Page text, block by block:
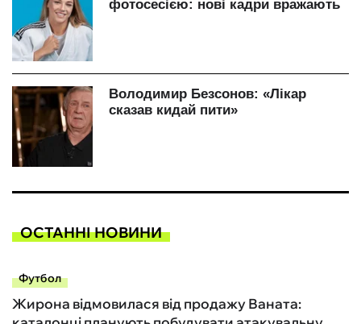
ОСТАННІ НОВИНИ
Футбол
Жирона відмовилася від продажу Ваната: